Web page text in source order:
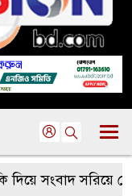
সংবাদ সরিয়ে